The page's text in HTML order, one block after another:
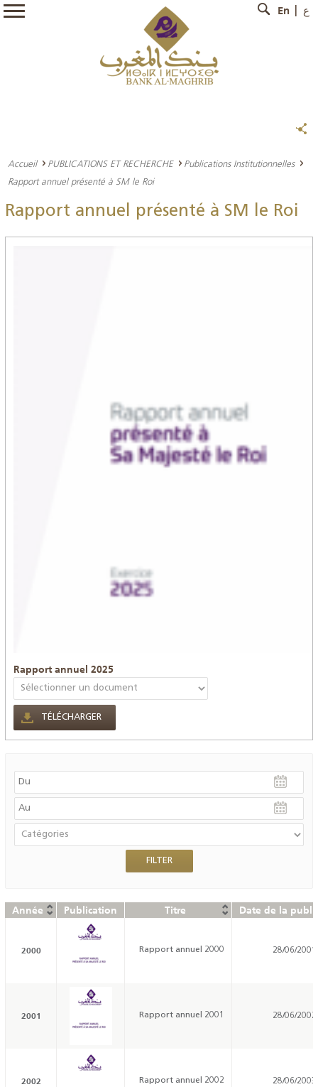
En ع
Accueil PUBLICATIONS ET RECHERCHE
Publications Institutionnelles
Rapport annuel présenté à SM le Roi
Rapport annuel présenté à SM le Roi
Rapport annuel 2025
TÉLÉCHARGER
Année Publication Titre Date de la
2000 Rapport annuel 2000 28/06/2001
2001 Rapport annuel 2001 28/06/2002
2002 Rapport annuel 2002 28/06/2003